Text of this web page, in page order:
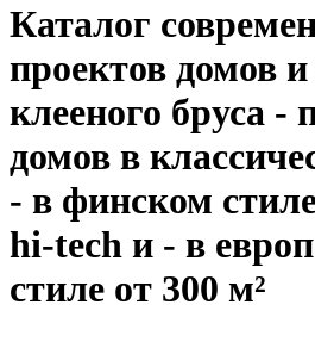
Каталог
проектов домов
клееного бруса -
домов в
- в финском
hi-tech и - в
стиле от 300 м²